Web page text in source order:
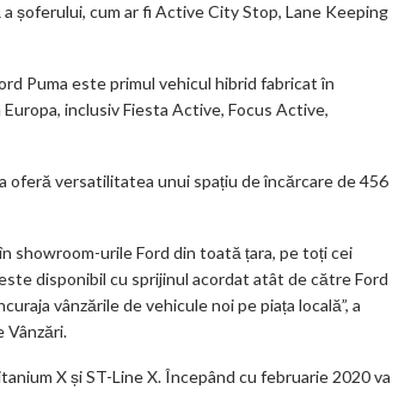
șoferului, cum ar fi Active City Stop, Lane Keeping
Puma este primul vehicul hibrid fabricat în
inclusiv Fiesta Active, Focus Active,
oferă versatilitatea unui spațiu de încărcare de 456
showroom-urile Ford din toată țara, pe toți cei
disponibil cu sprijinul acordat atât de către Ford
vânzările de vehicule noi pe piața locală”, a
Vânzări.
X și ST-Line X. Începând cu februarie 2020 va